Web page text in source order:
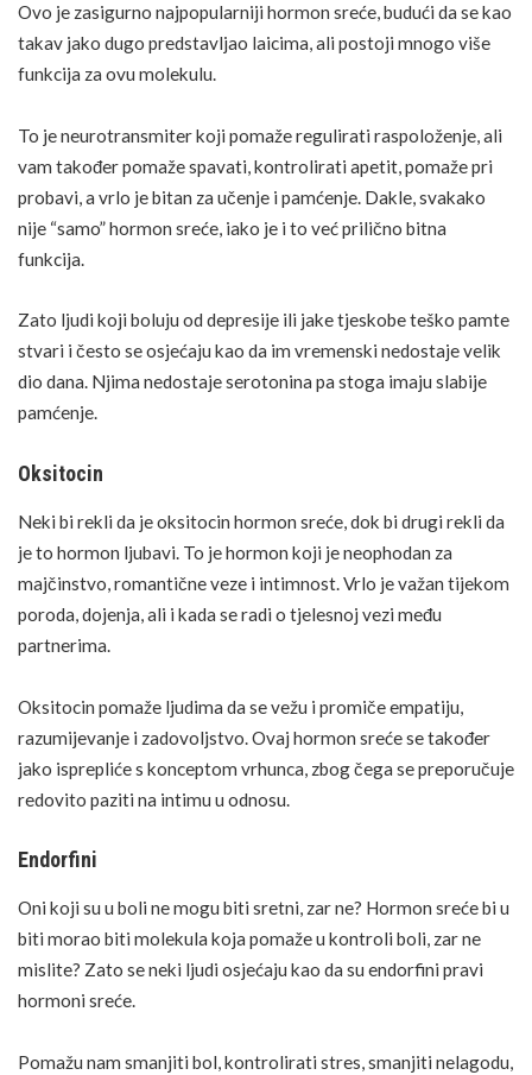
Ovo je zasigurno najpopularniji hormon sreće, budući da se kao
takav jako dugo predstavljao laicima, ali postoji mnogo više
funkcija za ovu molekulu.
To je neurotransmiter koji pomaže regulirati raspoloženje, ali
vam također pomaže spavati, kontrolirati apetit, pomaže pri
probavi, a vrlo je bitan za učenje i pamćenje. Dakle, svakako
nije “samo” hormon sreće, iako je i to već prilično bitna
funkcija.
Zato ljudi koji boluju od depresije ili jake tjeskobe teško pamte
stvari i često se osjećaju kao da im vremenski nedostaje velik
dio dana. Njima nedostaje serotonina pa stoga imaju slabije
pamćenje.
Oksitocin
Neki bi rekli da je oksitocin hormon sreće, dok bi drugi rekli da
je to hormon ljubavi. To je hormon koji je neophodan za
majčinstvo, romantične veze i intimnost. Vrlo je važan tijekom
poroda,dojenja, ali i kada se radi o tjelesnoj vezi među
partnerima.
Oksitocin pomaže ljudima da se vežu i promiče empatiju,
razumijevanje i zadovoljstvo. Ovaj hormon sreće se također
jako isprepliće s konceptom vrhunca, zbog čega se preporučuje
redovito paziti na intimu u odnosu.
Endorfini
Oni koji su u boli ne mogu biti sretni, zar ne? Hormon sreće bi u
biti morao biti molekula koja pomaže u kontroli boli, zar ne
mislite? Zato se neki ljudi osjećaju kao da su endorfini pravi
hormoni sreće.
Pomažu nam smanjiti bol, kontrolirati stres, smanjiti nelagodu,